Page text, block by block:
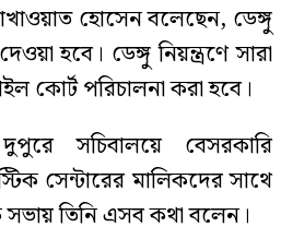
হোসেন বলেছেন, ডেঙ্গু
হবে। ডেঙ্গু নিয়ন্ত্রণে সারা
কোর্ট পরিচালনা করা হবে।
সচিবালয়ে বেসরকারি
সেন্টারের মালিকদের সাথে
সভায় তিনি এসব কথা বলেন।